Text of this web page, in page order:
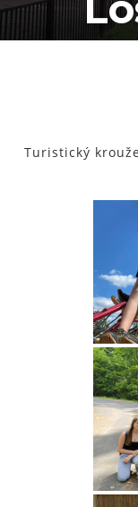
Turistický